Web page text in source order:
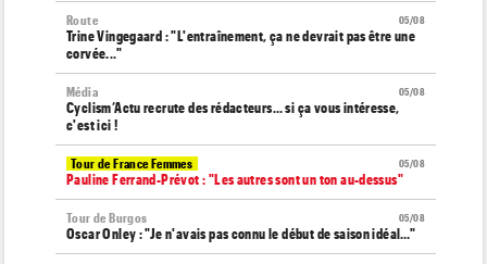
05/08
Route
Trine Vingegaard : "L'entraînement, ça ne devrait pas être une
corvée..."
05/08
Média
Cyclism’Actu recrute des rédacteurs… si ça vous intéresse,
c'est ici !
05/08
Tour de France Femmes
Pauline Ferrand-Prévot : "Les autres sont un ton au-dessus"
05/08
Tour de Burgos
Oscar Onley : "Je n'avais pas connu le début de saison idéal…"